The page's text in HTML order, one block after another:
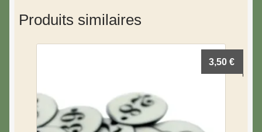
Produits similaires
3,50€